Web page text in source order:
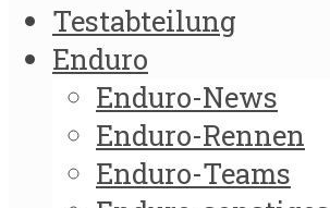
Testabteilung
Enduro
Enduro-News
Enduro-Rennen
Enduro-Teams